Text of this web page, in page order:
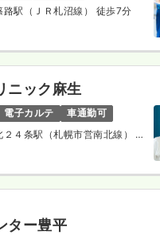
路駅（ＪＲ札沼線） 徒歩7分
ニック麻生
電子カルテ
車通勤可
２４条駅（札幌市営南北線） 徒
ター豊平